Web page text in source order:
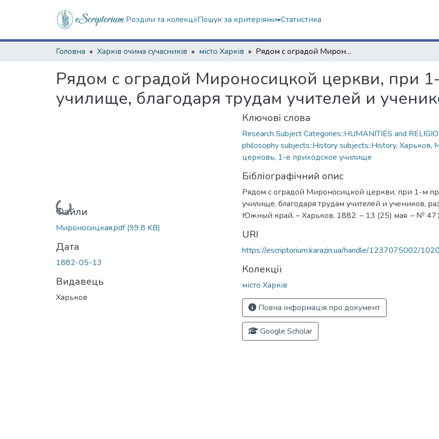
Розділи та колекціїПошук за критеріями Статистика
Головна Харків очима сучасників місто Харків Рядом с оградой Мироносицкой церкви, при 1-м приходском училище, благодаря трудам учителей и учеников, разросся садик
Рядом с оградой Мироносицкой церкви, при
училище, благодаря трудам учителей и
Вантажиться...
Файли
Мироносицкая.pdf(99,8 KB)
Дата
1882-05-13
Видавець
Харьков
Ключові слова
Research Subject Categories::HUMANITIES and
philosophy subjects::History subjects::History, Харьков,
церковь, 1-е приходское училище
Бібліографічний опис
Рядом с оградой Мироносицкой церкви, при 1-м
училище, благодаря трудам учителей и учеников,
Южный край. – Харьков, 1882. – 13 (25) мая. – №
URI
https://escriptorium.karazin.ua/handle/1237075002/
Колекції
місто Харків
Повна інформація про документ
Google Scholar